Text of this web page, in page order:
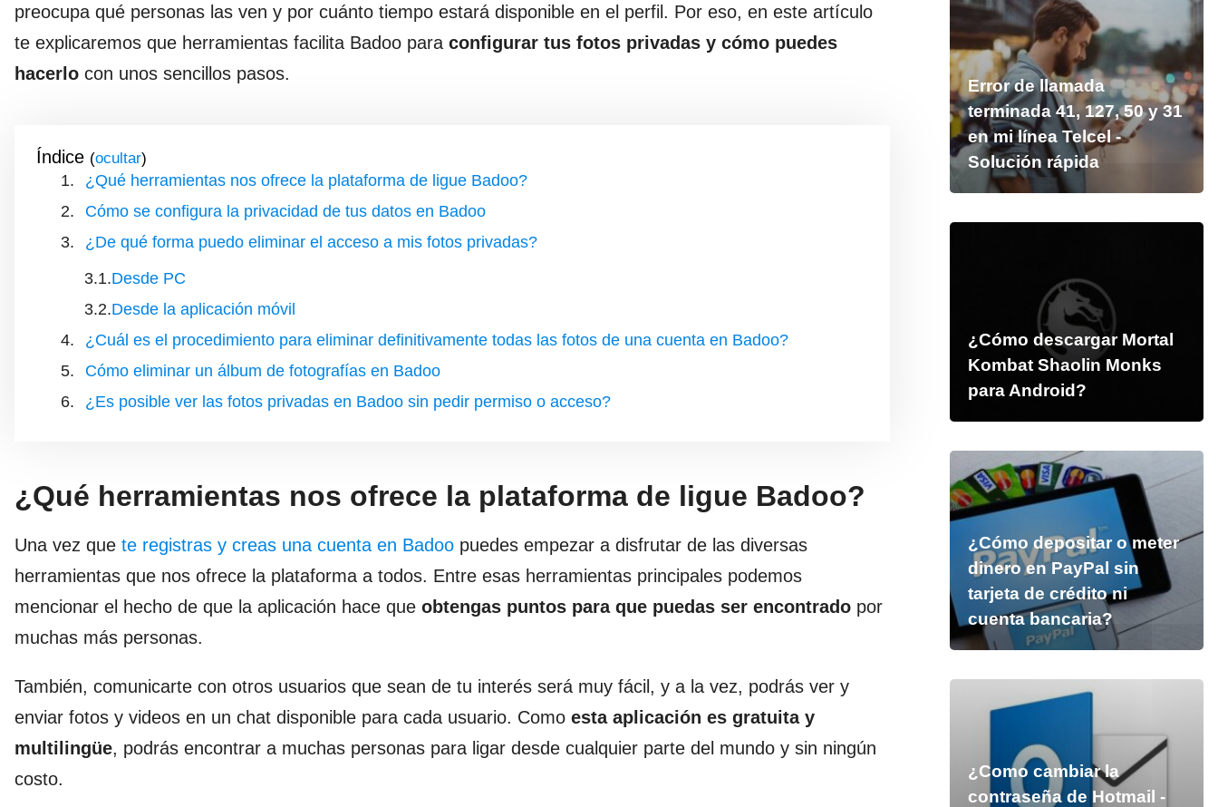
preocupa qué personas las ven y por cuánto tiempo estará disponible en el perfil. Por eso, en este artículo
te explicaremos que herramientas facilita Badoo para configurar tus fotos privadas y cómo puedes
hacerlo con unos sencillos pasos.
Índice ( )
¿Qué herramientas nos ofrece la plataforma de ligue Badoo?
Cómo se configura la privacidad de tus datos en Badoo
¿De qué forma puedo eliminar el acceso a mis fotos privadas?
Desde PC
Desde la aplicación móvil
¿Cuál es el procedimiento para eliminar definitivamente todas las fotos de una cuenta en Badoo?
Cómo eliminar un álbum de fotografías en Badoo
¿Es posible ver las fotos privadas en Badoo sin pedir permiso o acceso?
¿Qué herramientas nos ofrece la plataforma de ligue Badoo?
Una vez que te registras y creas una cuenta en Badoo puedes empezar a disfrutar de las diversas
herramientas que nos ofrece la plataforma a todos. Entre esas herramientas principales podemos
mencionar el hecho de que la aplicación hace que obtengas puntos para que puedas ser encontrado por
muchas más personas.
También, comunicarte con otros usuarios que sean de tu interés será muy fácil, y a la vez, podrás ver y
enviar fotos y videos en un chat disponible para cada usuario. Como esta aplicación es gratuita y
multilingüe, podrás encontrar a muchas personas para ligar desde cualquier parte del mundo y sin ningún
costo.
Error de llamada
terminada 41, 127, 50 y 31
en mi línea Telcel -
Solución rápida
¿Cómo descargar Mortal
Kombat Shaolin Monks
para Android?
¿Cómo depositar o meter
dinero en PayPal sin
tarjeta de crédito ni
cuenta bancaria?
¿Como cambiar la
contraseña de Hotmail -